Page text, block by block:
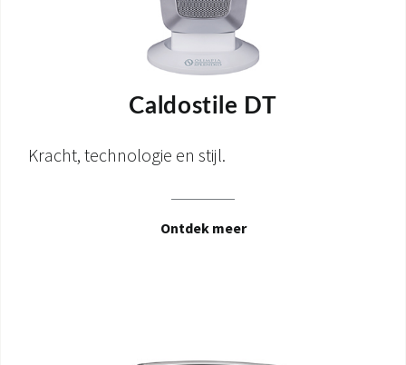
Caldostile DT
Kracht, technologie en stijl.
Ontdek meer